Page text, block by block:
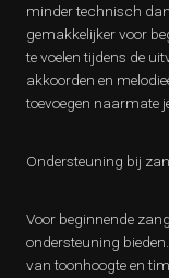
minder technisch
gemakkelijker voor
te voelen tijdens de
akkoorden en
toevoegen naarmate
Ondersteuning bij
Voor beginnende
ondersteuning
van toonhoogte en